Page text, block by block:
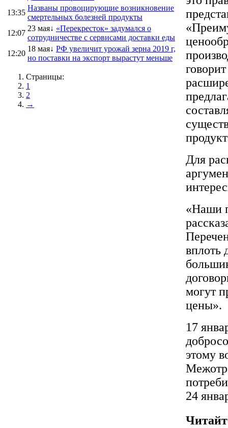
13:35
Названы провоцирующие возникновение
смертельных болезней продукты
12:07
23 мая↓ «Перекресток» задумался о
сотрудничестве с сервисами доставки еды
12:20
18 мая↓ РФ увеличит урожай зерна 2019 г,
но поставки на экспорт вырастут меньше
Страницы:
1
2
→
Для
«Наши
вплоть
могут
цены».
17
этому
24